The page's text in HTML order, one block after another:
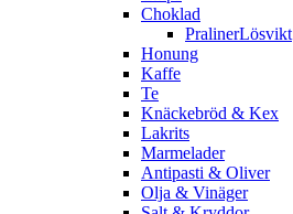
Choklad
PralinerLösvikt
Honung
Kaffe
Te
Knäckebröd & Kex
Lakrits
Marmelader
Antipasti & Oliver
Olja & Vinäger